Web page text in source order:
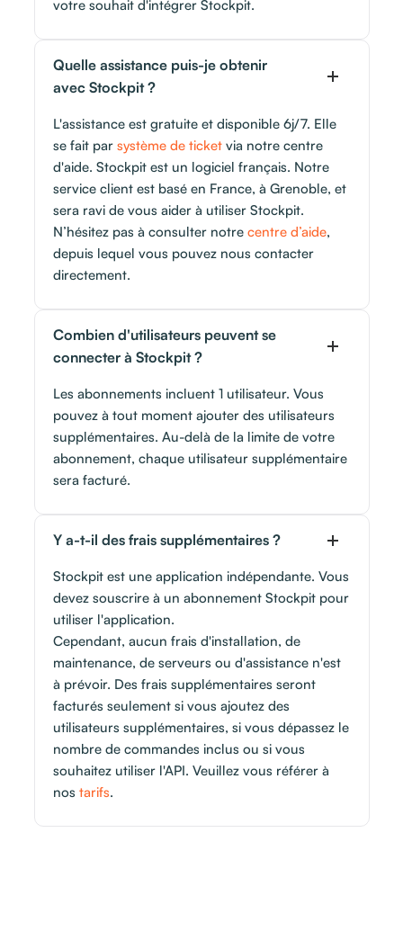
votre souhait d'intégrer Stockpit.
Quelle assistance puis-je obtenir
avec Stockpit ?
L'assistance est gratuite et disponible 6j/7. Elle
se fait par système de ticketvia notre centre
d'aide. Stockpit est un logiciel français. Notre
service client est basé en France, à Grenoble, et
sera ravi de vous aider à utiliser Stockpit.
N’hésitez pas à consulter notre centre d’aide,
depuis lequel vous pouvez nous contacter
directement.
Combien d'utilisateurs peuvent se
connecter à Stockpit ?
Les abonnements incluent 1 utilisateur. Vous
pouvez à tout moment ajouter des utilisateurs
supplémentaires. Au-delà de la limite de votre
abonnement, chaque utilisateur supplémentaire
sera facturé.
Y a-t-il des frais supplémentaires ?
Stockpit est une application indépendante. Vous
devez souscrire à un abonnement Stockpit pour
utiliser l'application.
Cependant, aucun frais d'installation, de
maintenance, de serveurs ou d'assistance n'est
à prévoir. Des frais supplémentaires seront
facturés seulement si vous ajoutez des
utilisateurs supplémentaires, si vous dépassez le
nombre de commandes inclus ou si vous
souhaitez utiliser l'API. Veuillez vous référer à
nos tarifs.